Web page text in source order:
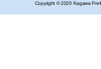
Copyright © 2020 Kagawa